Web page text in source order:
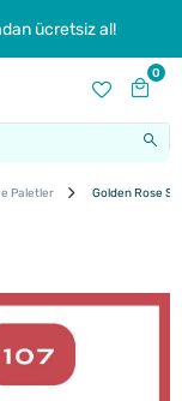
ücretsiz al!
0
Paletler Golden Rose